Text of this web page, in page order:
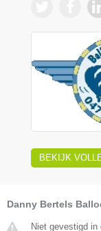
BEKIJK
Danny Bertels
Niet gevestigd in